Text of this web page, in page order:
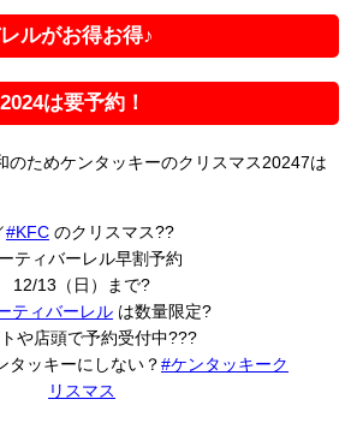
ルがお得お得♪
は要予約！
のためケンタッキーのクリスマス20247は
#KFC のクリスマス??
ティバーレル早割予約
12/13（日）まで?
ティバーレル は数量限定?
や店頭で予約受付中???
タッキーにしない？#ケンタッキーク
リスマス